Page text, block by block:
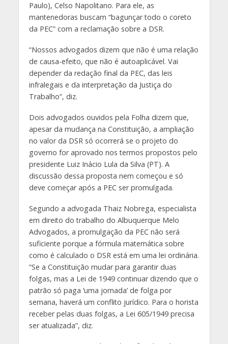
Paulo), Celso Napolitano. Para ele, as
mantenedoras buscam “bagunçar todo o coreto
da PEC” com a reclamação sobre a DSR.
“Nossos advogados dizem que não é uma relação
de causa-efeito, que não é autoaplicável. Vai
depender da redação final da PEC, das leis
infralegais e da interpretação da Justiça do
Trabalho”, diz.
Dois advogados ouvidos pela Folha dizem que,
apesar da mudança na Constituição, a ampliação
no valor da DSR só ocorrerá se o projeto do
governo for aprovado nos termos propostos pelo
presidente Luiz Inácio Lula da Silva (PT). A
discussão dessa proposta nem começou e só
deve começar após a PEC ser promulgada.
Segundo a advogada Thaiz Nobrega, especialista
em direito do trabalho do Albuquerque Melo
Advogados, a promulgação da PEC não será
suficiente porque a fórmula matemática sobre
como é calculado o DSR está em uma lei ordinária.
“Se a Constituição mudar para garantir duas
folgas, mas a Lei de 1949 continuar dizendo que o
patrão só paga ‘uma jornada’ de folga por
semana, haverá um conflito jurídico. Para o horista
receber pelas duas folgas, a Lei 605/1949 precisa
ser atualizada”, diz.